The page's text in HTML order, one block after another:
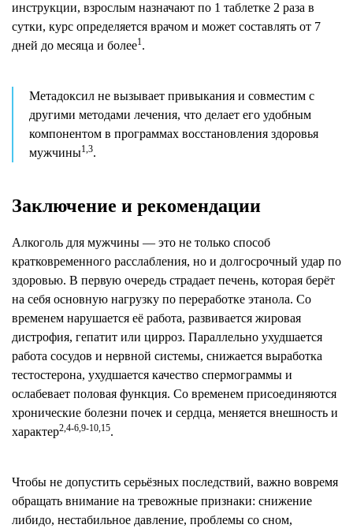
инструкции, взрослым назначают по 1 таблетке 2 раза в
сутки, курс определяется врачом и может составлять от 7
дней до месяца и более1.
Метадоксил не вызывает привыкания и совместим с
другими методами лечения, что делает его удобным
компонентом в программах восстановления здоровья
мужчины1,3.
Заключение и рекомендации
Алкоголь для мужчины — это не только способ
кратковременного расслабления, но и долгосрочный удар по
здоровью. В первую очередь страдает печень, которая берёт
на себя основную нагрузку по переработке этанола. Со
временем нарушается её работа, развивается жировая
дистрофия, гепатит или цирроз. Параллельно ухудшается
работа сосудов и нервной системы, снижается выработка
тестостерона, ухудшается качество спермограммы и
ослабевает половая функция. Со временем присоединяются
хронические болезни почек и сердца, меняется внешность и
характер2,4-6,9-10,15.
Чтобы не допустить серьёзных последствий, важно вовремя
обращать внимание на тревожные признаки: снижение
либидо, нестабильное давление, проблемы со сном,